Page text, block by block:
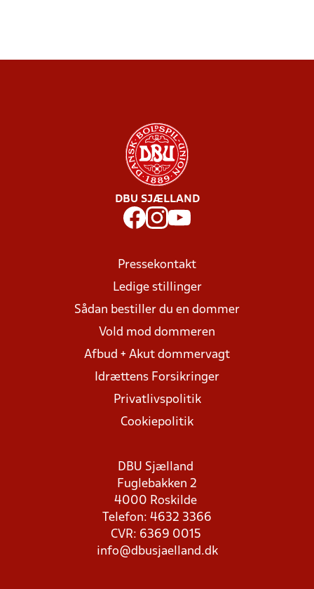
DBU SJÆLLAND
Pressekontakt
Ledige stillinger
Sådan bestiller du en dommer
Vold mod dommeren
Afbud + Akut dommervagt
Idrættens Forsikringer
Privatlivspolitik
Cookiepolitik
DBU Sjælland
Fuglebakken 2
4000 Roskilde
Telefon: 4632 3366
CVR: 6369 0015
info@dbusjaelland.dk